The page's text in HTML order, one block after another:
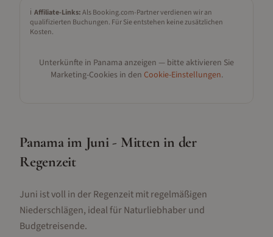
ℹ️ Affiliate-Links:Als Booking.com-Partner verdienen wir an
qualifizierten Buchungen. Für Sie entstehen keine zusätzlichen
Kosten.
Unterkünfte in Panama anzeigen — bitte aktivieren Sie
Marketing-Cookies in den Cookie-Einstellungen.
Panama im Juni - Mitten in der
Regenzeit
Juni ist voll in der Regenzeit mit regelmäßigen
Niederschlägen, ideal für Naturliebhaber und
Budgetreisende.